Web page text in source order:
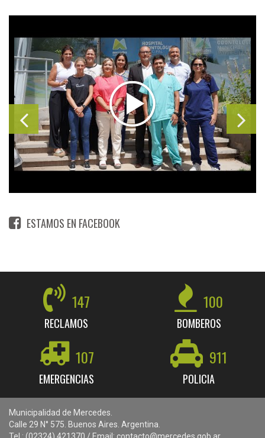
ESTAMOS EN FACEBOOK
147
RECLAMOS
100
BOMBEROS
107
EMERGENCIAS
911
POLICIA
Municipalidad de Mercedes.
Calle 29 N° 575. Buenos Aires. Argentina.
Tel.: (02324) 421370 / Email: contacto@mercedes.gob.ar